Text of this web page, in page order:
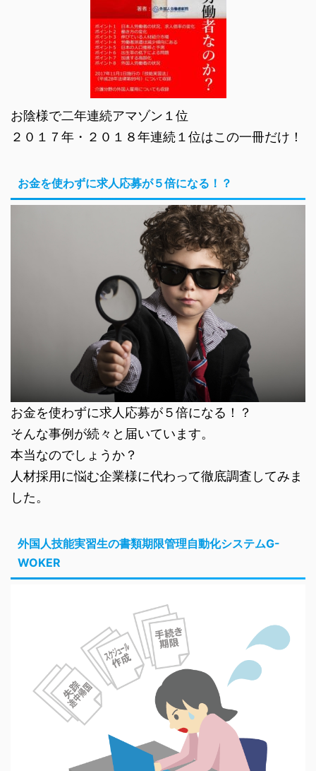
お陰様で二年連続アマゾン１位
２０１７年・２０１８年連続１位はこの一冊だけ！
お金を使わずに求人応募が５倍になる！？
お金を使わずに求人応募が５倍になる！？
そんな事例が続々と届いています。
本当なのでしょうか？
人材採用に悩む企業様に代わって徹底調査してみま
した。
外国人技能実習生の書類期限管理自動化システムG-
WOKER